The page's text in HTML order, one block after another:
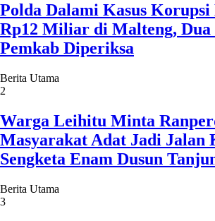
Polda Dalami Kasus Korupsi
Rp12 Miliar di Malteng, Dua
Pemkab Diperiksa
Berita Utama
2
Warga Leihitu Minta
Masyarakat Adat Jadi Jalan
Sengketa Enam Dusun
Berita Utama
3